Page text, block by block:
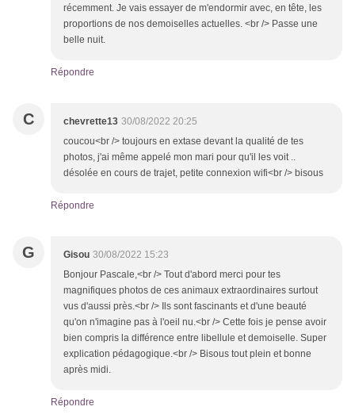
récemment. Je vais essayer de m'endormir avec, en tête, les
proportions de nos demoiselles actuelles. <br /> Passe une
belle nuit.
Répondre
C chevrette13 30/08/2022 20:25
coucou<br /> toujours en extase devant la qualité de tes
photos, j'ai même appelé mon mari pour qu'il les voit ..
désolée en cours de trajet, petite connexion wifi<br /> bisous
Répondre
G Gisou 30/08/2022 15:23
Bonjour Pascale,<br /> Tout d'abord merci pour tes
magnifiques photos de ces animaux extraordinaires surtout
vus d'aussi près.<br /> Ils sont fascinants et d'une beauté
qu'on n'imagine pas à l'oeil nu.<br /> Cette fois je pense avoir
bien compris la différence entre libellule et demoiselle. Super
explication pédagogique.<br /> Bisous tout plein et bonne
après midi.
Répondre